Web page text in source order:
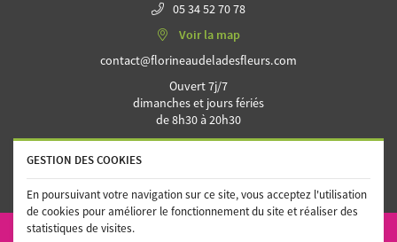
05 34 52 70 78
Voir la map
Ouvert 7j/7
dimanches et jours fériés
de 8h30 à 20h30
ACTUALITÉS MENTIONS LÉGALES
GESTION DES COOKIES
En poursuivant votre navigation sur ce site, vous acceptez l'utilisation
de cookies pour améliorer le fonctionnement du site et réaliser des
statistiques de visites.